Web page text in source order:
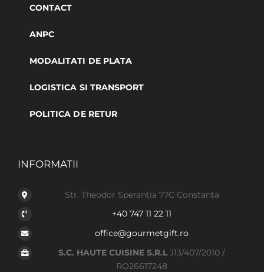
CONTACT
ANPC
MODALITATI DE PLATA
LOGISTICA SI TRANSPORT
POLITICA DE RETUR
INFORMATII
Str. Theodor Sperantia 77C Constanta
+40 747 11 22 11
office@gourmetgift.ro
S.C. HAUTE CUISINE S.R.LJ13/407/2010 /
RO26617248